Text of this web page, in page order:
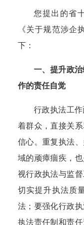
您提出的省
《关于规范涉企
下：
一、提升政
作的责任自觉
行政执法工
着群众，直接关
信心。重复执法
域的顽瘴痼疾，
视行政执法与监
切实提升执法质
法；要强化行政
执法责任制和责